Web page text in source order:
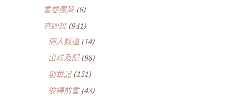
書卷團契(6)
查經班(941)
個人談道(14)
出埃及記(98)
創世記(151)
彼得前書(43)